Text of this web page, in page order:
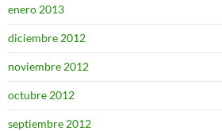
enero 2013
diciembre 2012
noviembre 2012
octubre 2012
septiembre 2012